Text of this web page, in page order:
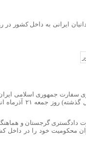
ایرانی به داخل کشور در
سفارت جمهوری اسلامی
تفلیس، سومین مرحله انتقال زندانیان ایرانی به داخل کشور (ظرف چهار
دادگستری گرجستان و
محکومیت خود را در داخل